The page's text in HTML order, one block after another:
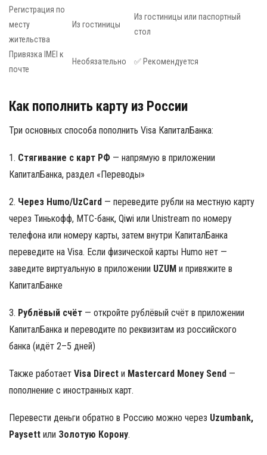
Регистрация по
месту
жительства
Из гостиницы
Из гостиницы или паспортный
стол
Привязка IMEI к
почте
Необязательно ✅ Рекомендуется
Как пополнить карту из России
Три основных способа пополнить Visa КапиталБанка:
1. Стягивание с карт РФ — напрямую в приложении
КапиталБанка, раздел «Переводы»
2. Через Humo/UzCard — переведите рубли на местную карту
через Тинькофф, МТС-банк, Qiwi или Unistream по номеру
телефона или номеру карты, затем внутри КапиталБанка
переведите на Visa. Если физической карты Humo нет —
заведите виртуальную в приложении UZUM и привяжите в
КапиталБанке
3. Рублёвый счёт — откройте рублёвый счёт в приложении
КапиталБанка и переводите по реквизитам из российского
банка (идёт 2–5 дней)
Также работает Visa Direct и Mastercard Money Send —
пополнение с иностранных карт.
Перевести деньги обратно в Россию можно через Uzumbank,
Paysett или Золотую Корону.